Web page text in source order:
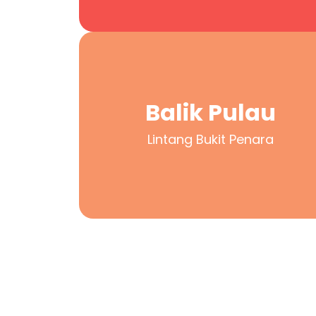
Balik Pulau
Lintang Bukit Penara
Balik Pulau
Lintang Bukit Penara